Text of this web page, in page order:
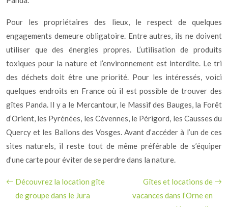
Pour les propriétaires des lieux, le respect de quelques
engagements demeure obligatoire. Entre autres, ils ne doivent
utiliser que des énergies propres. L’utilisation de produits
toxiques pour la nature et l’environnement est interdite. Le tri
des déchets doit être une priorité. Pour les intéressés, voici
quelques endroits en France où il est possible de trouver des
gîtes Panda. Il y a le Mercantour, le Massif des Bauges, la Forêt
d’Orient, les Pyrénées, les Cévennes, le Périgord, les Causses du
Quercy et les Ballons des Vosges. Avant d’accéder à l’un de ces
sites naturels, il reste tout de même préférable de s’équiper
d’une carte pour éviter de se perdre dans la nature.
Découvrez la location gîte
de groupe dans le Jura
Gîtes et locations de
vacances dans l’Orne en